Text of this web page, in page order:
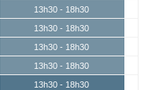
13h30 - 18h30
13h30 - 18h30
13h30 - 18h30
13h30 - 18h30
13h30 - 18h30